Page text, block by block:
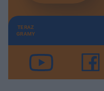
TERAZ
GRAMY